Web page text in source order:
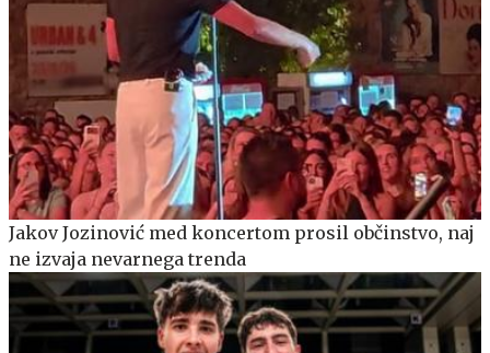
Jakov Jozinović med koncertom prosil občinstvo, naj
ne izvaja nevarnega trenda